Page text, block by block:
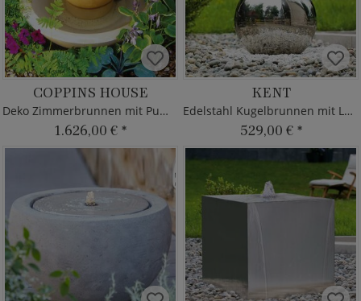
COPPINS HOUSE
Deko Zimmerbrunnen mit Pumpe
1.626,00 € *
KENT
Edelstahl Kugelbrunnen mit LED Beleuchtung
529,00 € *